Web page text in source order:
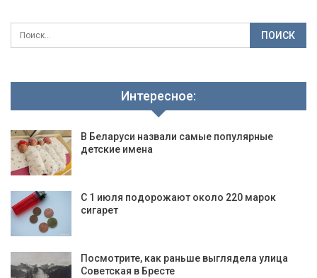
Интересное:
В Беларуси назвали самые популярные
детские имена
С 1 июля подорожают около 220 марок
сигарет
Посмотрите, как раньше выглядела улица
Советская в Бресте